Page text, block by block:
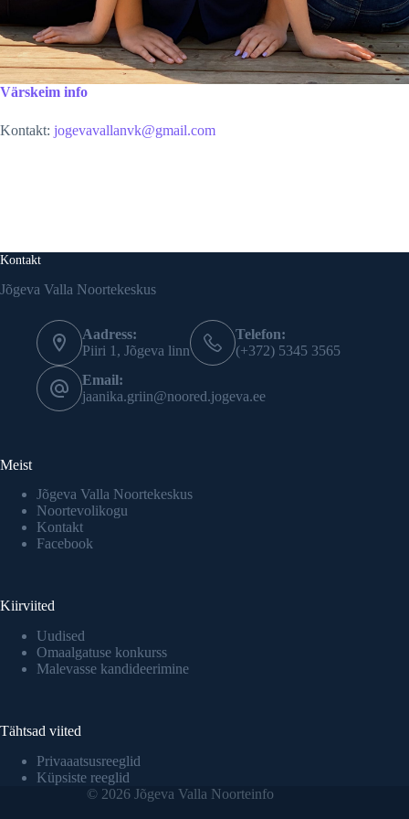
Värskeim info
Kontakt: jogevavallanvk@gmail.com
Kontakt
Jõgeva Valla Noortekeskus
Aadress:
Piiri 1, Jõgeva linn
Telefon:
(+372) 5345 3565
Email:
jaanika.griin@noored.jogeva.ee
Meist
Jõgeva Valla Noortekeskus
Noortevolikogu
Kontakt
Facebook
Kiirviited
Uudised
Omaalgatuse konkurss
Malevasse kandideerimine
Tähtsad viited
Privaaatsusreeglid
Küpsiste reeglid
© 2026 Jõgeva Valla Noorteinfo